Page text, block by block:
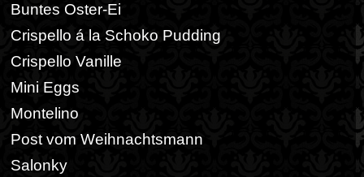
Buntes Oster-Ei
Crispello á la Schoko Pudding
Crispello Vanille
Mini Eggs
Montelino
Post vom Weihnachtsmann
Salonky